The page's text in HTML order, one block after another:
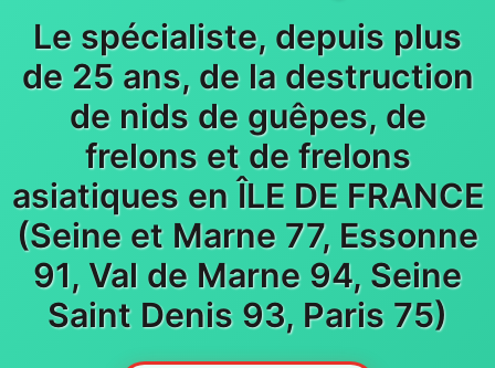
Le spécialiste, depuis plus
de 25 ans, de la destruction
de nids de guêpes, de
frelons et de frelons
asiatiques en ÎLE DE FRANCE
(Seine et Marne 77, Essonne
91, Val de Marne 94, Seine
Saint Denis 93, Paris 75)